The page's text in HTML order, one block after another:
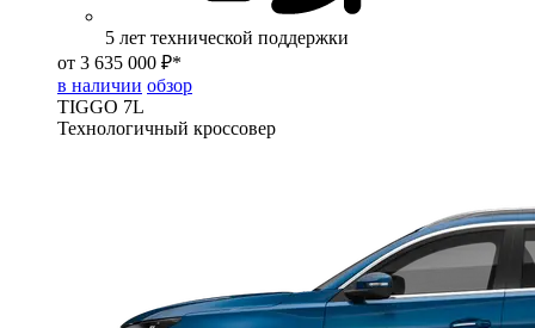
5 лет технической поддержки
от 3 635 000 ₽*
в наличии обзор
TIGGO 7L
Технологичный кроссовер